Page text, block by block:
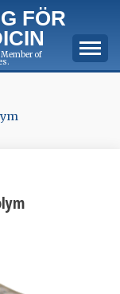
FÖR
of